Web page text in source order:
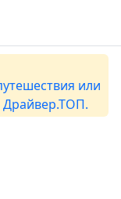
или
Драйвер.ТОП.